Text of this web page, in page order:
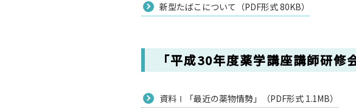
新型たばこについて（PDF形式 80KB）
「平成30年度薬学講座講師研修
資料Ⅰ「最近の薬物情勢」（PDF形式 1.1MB）